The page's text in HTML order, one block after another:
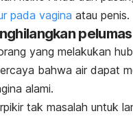
pada vagina atau penis.
yang melakukan
bahwa air dapat
alami.
tak masalah untuk